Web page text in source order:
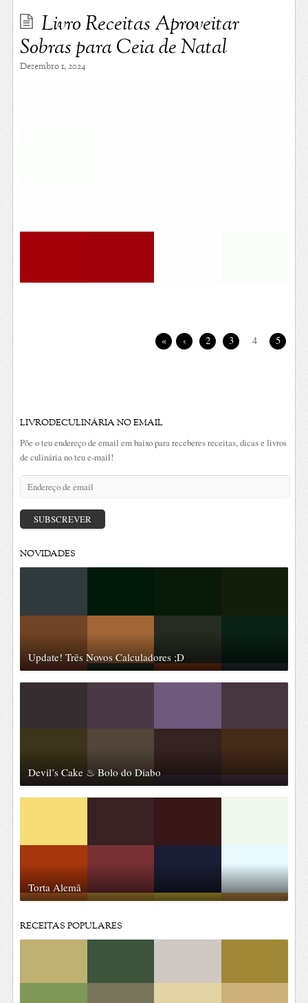
Livro Receitas Aproveitar
Sobras para Ceia de Natal
Dezembro 1, 2024
« ‹ 2 3 4 5
LIVRODECULINÁRIA NO EMAIL
Põe o teu endereço de email em baixo para receberes receitas, dicas e livros
de culinária no teu e-mail!
Endereço
email
SUBSCREVER
NOVIDADES
Update! Três Novos Calculadores ;D
Devil’s Cake ♨ Bolo do Diabo
Torta Alemã
RECEITAS POPULARES